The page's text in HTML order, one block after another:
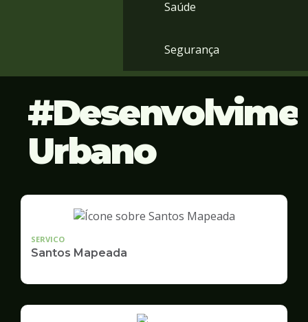
Saúde
Segurança
Urbano
SERVICO
Santos Mapeada